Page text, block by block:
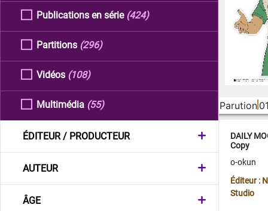
Publications en série (424)
Partitions (296)
Vidéos (108)
Multimédia (55)
ÉDITEUR / PRODUCTEUR
AUTEUR
ÂGE
Parution
DAILY
Copy
o-okun
Éditeur :
Studio